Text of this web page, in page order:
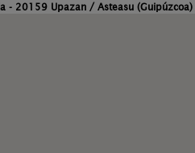
- 20159 Upazan / Asteasu (Guipúzcoa)